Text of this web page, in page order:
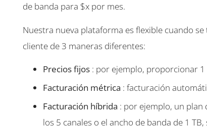
de banda para $x por mes.
Nuestra nueva plataforma es flexible cuando
cliente de 3 maneras diferentes:
Precios fijos : por ejemplo, proporcionar 1
Facturación métrica : facturación
Facturación híbrida : por ejemplo, un plan
los 5 canales o el ancho de banda de 1